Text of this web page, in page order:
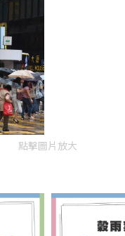
點擊圖片放大